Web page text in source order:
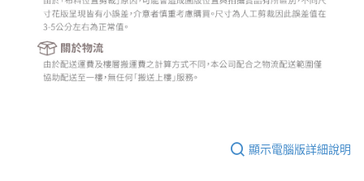
顯示電腦版詳細說明